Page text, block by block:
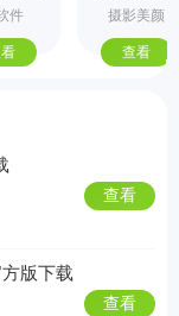
助
件
业版
摄影美颜
查看
查看
版下载
查看